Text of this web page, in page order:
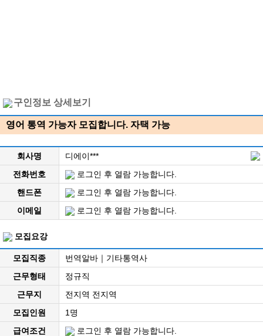
구인정보 상세보기
영어 통역 가능자 모집합니다. 자택 가능
회사명
디에이***
전화번호
로그인 후 열람 가능합니다.
핸드폰
로그인 후 열람 가능합니다.
이메일
로그인 후 열람 가능합니다.
모집요강
모집직종
번역알바｜기타통역사
근무형태
정규직
근무지
전지역 전지역
모집인원
1명
급여조건
로그인 후 열람 가능합니다.